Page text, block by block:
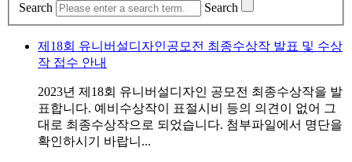
Search
Search
제18회 유니버설디자인공모전 최종수상작 발표 및 수상
작 접수 안내
2023년 제18회 유니버설디자인 공모전 최종수상작을 발
표합니다. 예비수상작이 표절시비 등의 의견이 없어 그
대로 최종수상작으로 되었습니다. 첨부파일에서 명단을
확인하시기 바랍니...